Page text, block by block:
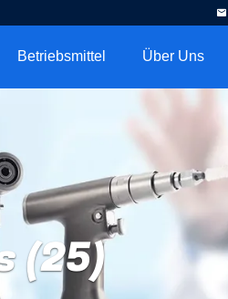
Betriebsmittel Über Uns
(25)